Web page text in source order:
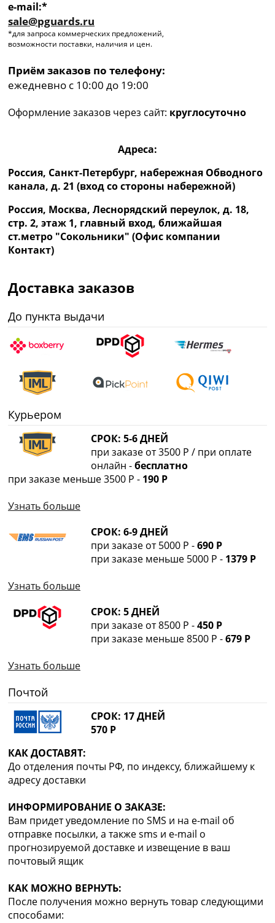
e-mail:*
sale@pguards.ru
*для запроса коммерческих предложений,
возможности поставки, наличия и цен.
Приём заказов по телефону:
ежедневно с 10:00 до 19:00
Оформление заказов через сайт: круглосуточно
Адреса:
Россия, Санкт-Петербург, набережная Обводного
канала, д. 21 (вход со стороны набережной)
Россия, Москва, Леснорядский переулок, д. 18,
стр. 2, этаж 1, главный вход, ближайшая
ст.метро "Сокольники" (Офис компании
Контакт)
Доставка заказов
До пункта выдачи
Курьером
СРОК: 5-6 ДНЕЙ
при заказе от 3500 Р / при оплате
онлайн -бесплатно
при заказе меньше 3500 Р - 190 Р
Узнать больше
СРОК: 6-9 ДНЕЙ
при заказе от 5000 Р -690 Р
при заказе меньше 5000 Р - 1379 Р
Узнать больше
СРОК: 5 ДНЕЙ
при заказе от 8500 Р -450 Р
при заказе меньше 8500 Р -679 Р
Узнать больше
Почтой
СРОК: 17 ДНЕЙ
570 Р
КАК ДОСТАВЯТ:
До отделения почты РФ, по индексу, ближайшему к
адресу доставки
ИНФОРМИРОВАНИЕ О ЗАКАЗЕ:
Вам придет уведомление по SMS и на e-mail об
отправке посылки, а также sms и e-mail о
прогнозируемой доставке и извещение в ваш
почтовый ящик
КАК МОЖНО ВЕРНУТЬ:
После получения можно вернуть товар следующими
способами: